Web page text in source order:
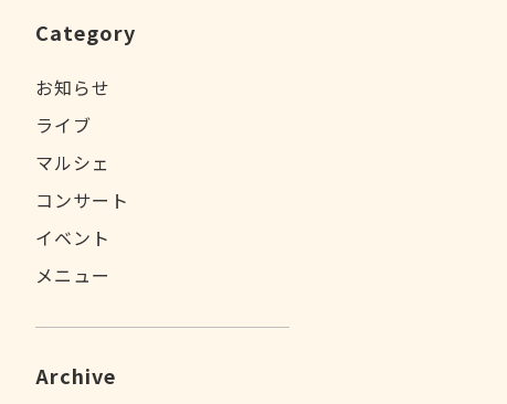
Category
お知らせ
ライブ
マルシェ
コンサート
イベント
メニュー
Archive